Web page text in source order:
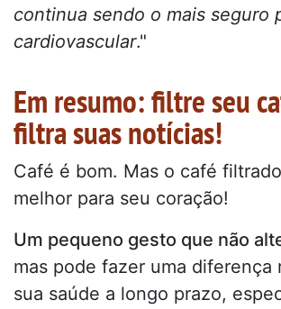
continua sendo o mais seguro
cardiovascular."
Em resumo: filtre seu
filtra suas notícias!
Café é bom. Mas o café
melhor para seu coração!
Um pequeno gesto que não
mas pode fazer uma diferença
sua saúde a longo prazo,